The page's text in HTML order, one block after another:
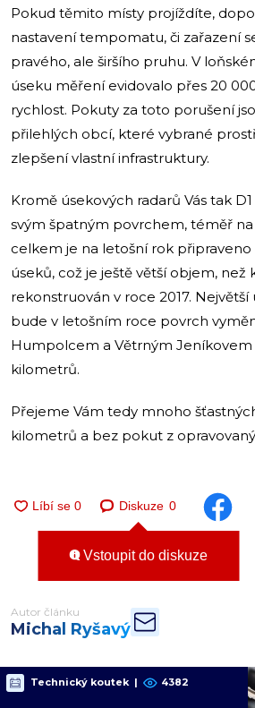
Pokud těmito místy projíždíte,
nastavení tempomatu, či zařazení
pravého, ale širšího pruhu. V
úseku měření evidovalo přes 20
rychlost. Pokuty za toto porušení
přilehlých obcí, které vybrané
zlepšení vlastní infrastruktury.
Kromě úsekových radarů Vás tak
svým špatným povrchem, téměř
celkem je na letošní rok
úseků, což je ještě větší objem, než
rekonstruován v roce 2017.
bude v letošním roce povrch
Humpolcem a Větrným Jeníkovem
kilometrů.
Přejeme Vám tedy mnoho
kilometrů a bez pokut z
Diskuze 0
Vstoupit do diskuze
Autor článku
Michal Ryšavý
Technický koutek | 4382